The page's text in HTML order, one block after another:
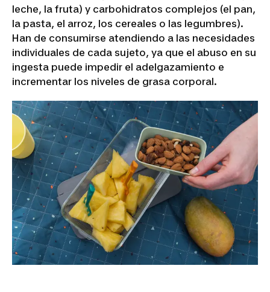
leche, la fruta) y carbohidratos complejos (el pan,
la pasta, el arroz, los cereales o las legumbres).
Han de consumirse atendiendo a las necesidades
individuales de cada sujeto, ya que el abuso en su
ingesta puede impedir el adelgazamiento e
incrementar los niveles de grasa corporal.